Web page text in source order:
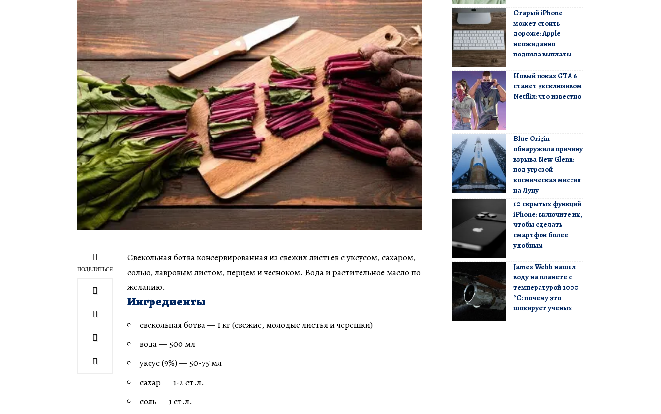
ПОДЕЛИТЬСЯ
Свекольная ботва консервированная из свежих листьев с уксусом, сахаром,
солью, лавровым листом, перцем и чесноком. Вода и растительное масло по
желанию.
Ингредиенты
свекольная ботва — 1 кг (свежие, молодые листья и черешки)
вода — 500 мл
уксус (9%) — 50-75 мл
сахар — 1-2 ст.л.
соль — 1 ст.л.
Старый iPhone
может стоить
дороже: Apple
неожиданно
подняла выплаты
Новый показ GTA 6
станет эксклюзивом
Netflix: что известно
Blue Origin
обнаружила причину
взрыва New Glenn:
под угрозой
космическая миссия
на Луну
10 скрытых функций
iPhone: включите их,
чтобы сделать
смартфон более
удобным
James Webb нашел
воду на планете с
температурой 1000
°C: почему это
шокирует ученых